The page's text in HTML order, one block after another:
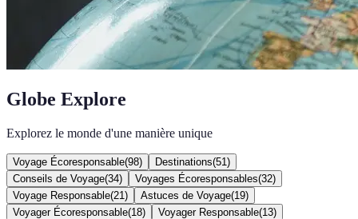
Globe Explore
Explorez le monde d'une manière unique
Voyage Écoresponsable(98) Destinations(51 )
Conseils de Voyage(34) Voyages Écoresponsables(32)
Voyage Responsable(21 ) Astuces de Voyage(19)
Voyager Écoresponsable(18) Voyager Responsable(13)